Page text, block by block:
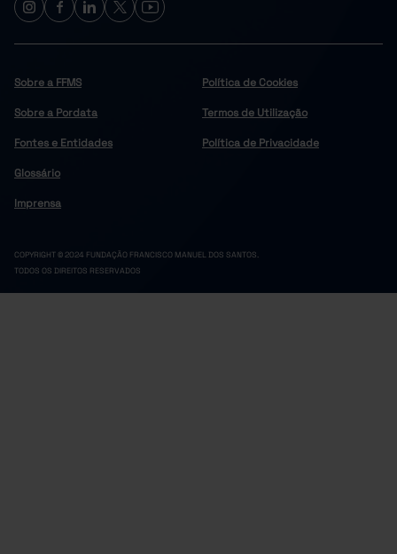
Sobre a FFMS
Sobre a Pordata
Fontes e Entidades
Glossário
Imprensa
Política de Cookies
Termos de Utilização
Política de Privacidade
COPYRIGHT © 2024 FUNDAÇÃO FRANCISCO MANUEL DOS SANTOS.
TODOS OS DIREITOS RESERVADOS